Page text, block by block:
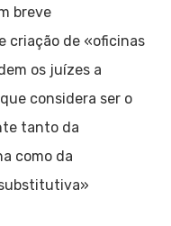
breve
criação de «oficinas
os juízes a
considera ser o
tanto da
como da